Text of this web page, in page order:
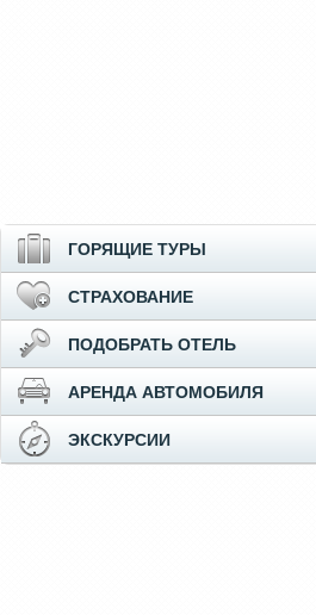
ГОРЯЩИЕ ТУРЫ
СТРАХОВАНИЕ
ПОДОБРАТЬ ОТЕЛЬ
АРЕНДА АВТОМОБИЛЯ
ЭКСКУРСИИ